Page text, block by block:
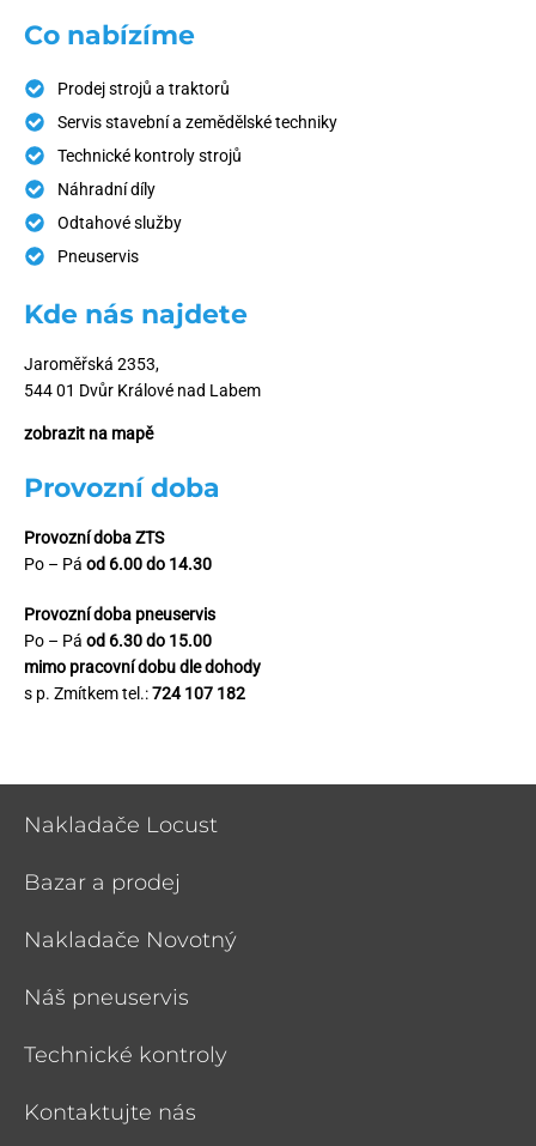
Co nabízíme
Prodej strojů a traktorů
Servis stavební a zemědělské techniky
Technické kontroly strojů
Náhradní díly
Odtahové služby
Pneuservis
Kde nás najdete
Jaroměřská 2353,
544 01 Dvůr Králové nad Labem
zobrazit na mapě
Provozní doba
Provozní doba ZTS
Po – Pá od 6.00 do 14.30
Provozní doba pneuservis
Po – Pá od 6.30 do 15.00
mimo pracovní dobu dle dohody
s p. Zmítkem tel.:724 107 182
Nakladače Locust
Bazar a prodej
Nakladače Novotný
Náš pneuservis
Technické kontroly
Kontaktujte nás